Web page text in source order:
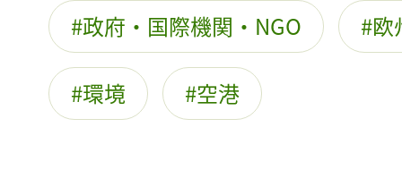
政府・国際機関・NGO 欧
環境 空港